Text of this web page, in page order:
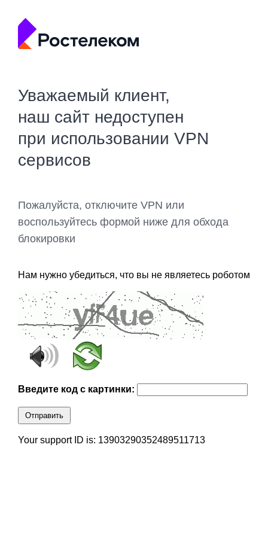
Уважаемый клиент,
наш сайт недоступен
при использовании VPN
сервисов
Пожалуйста, отключите VPN или
воспользуйтесь формой ниже для обхода
блокировки
Нам нужно убедиться, что вы не являетесь роботом
Введите код с картинки:
Отправить
Your support ID is: 13903290352489511713